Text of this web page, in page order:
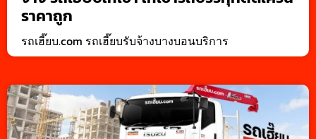
ราคาถูก
รถเฮี๊ยบ.com รถเฮี๊ยบรับจ้างบางบอนบริการ